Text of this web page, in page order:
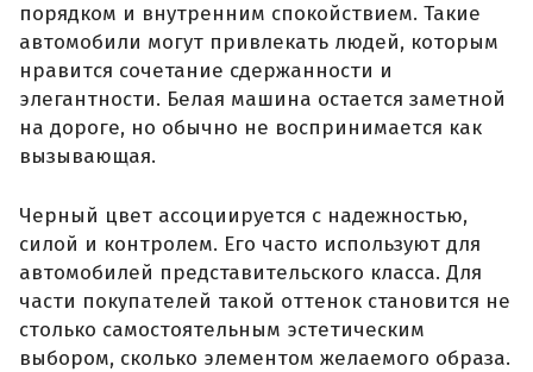
порядком и внутренним спокойствием. Такие
автомобили могут привлекать людей, которым
нравится сочетание сдержанности и
элегантности. Белая машина остается заметной
на дороге, но обычно не воспринимается как
вызывающая.
Черный цвет ассоциируется с надежностью,
силой и контролем. Его часто используют для
автомобилей представительского класса. Для
части покупателей такой оттенок становится не
столько самостоятельным эстетическим
выбором, сколько элементом желаемого образа.